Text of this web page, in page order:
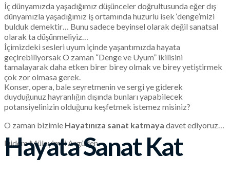
İç dünyamızda yaşadığımız düşünceler doğrultusunda eğer dış
dünyamızla yaşadığımız iş ortamında huzurlu isek ‘denge’mizi
bulduk demektir… Bunu sadece beyinsel olarak değil sanatsal
olarak ta düşünmeliyiz…
İçimizdeki sesleri uyum içinde yaşantımızda hayata
geçirebiliyorsak O zaman “Denge ve Uyum” ikilisini
tamalayarak daha etken birer birey olmak ve birey yetiştirmek
çok zor olmasa gerek.
Konser, opera, bale seyretmenin ve sergi ye giderek
duyduğunuz hayranlığın dışında bunları yapabilecek
potansiyelinizin olduğunu keşfetmek istemez misiniz?
O zaman bizimle Hayatınıza sanat katmaya davet ediyoruz…
Didem Mülayimsi Argüden
Hayata Sanat Kat